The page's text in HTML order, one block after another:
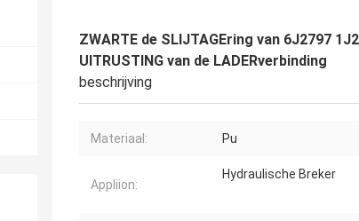
ZWARTE de SLIJTAGEring van 6J2797
UITRUSTING van de LADERverbinding
beschrijving
Materiaal: Pu
Appliion:
Hydraulische Breker